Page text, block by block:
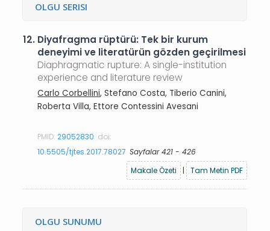
OLGU SERISI
12. Diyafragma rüptürü: Tek bir kurum
deneyimi ve literatürün gözden geçirilmesi
Diaphragmatic rupture: A single-institution
experience and literature review
Carlo Corbellini, Stefano Costa, Tiberio Canini,
Roberta Villa, Ettore Contessini Avesani
PMID:29052830 doi:
10.5505/tjtes.2017.78027 Sayfalar 421 - 426
Makale Özeti
| Tam Metin PDF
OLGU SUNUMU